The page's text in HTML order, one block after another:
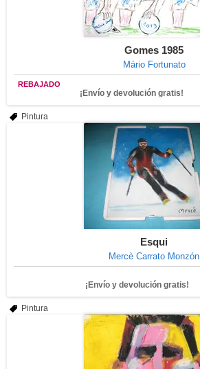
Gomes 1985
Mário Fortunato
REBAJADO
¡Envío y devolución gratis!
Pintura
Esqui
Mercè Carrato Monzón
¡Envío y devolución gratis!
Pintura